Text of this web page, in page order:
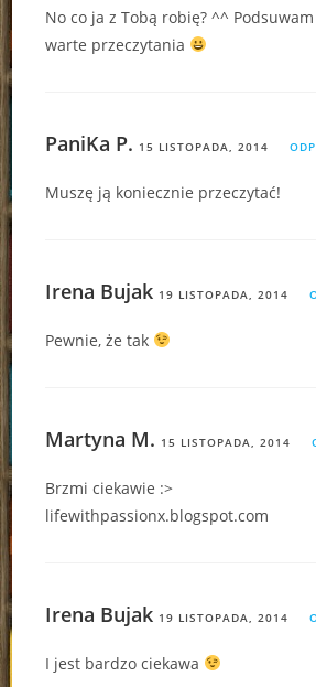
No co ja z Tobą robię? ^^
warte przeczytania
PaniKa P. 15 LISTOPADA, 2014
Muszę ją koniecznie przeczytać!
Irena Bujak 19 LISTOPADA, 2014
Pewnie, że tak
Martyna M. 15 LISTOPADA, 2014
Brzmi ciekawie :>
lifewithpassionx.blogspot.com
Irena Bujak 19 LISTOPADA, 2014
I jest bardzo ciekawa